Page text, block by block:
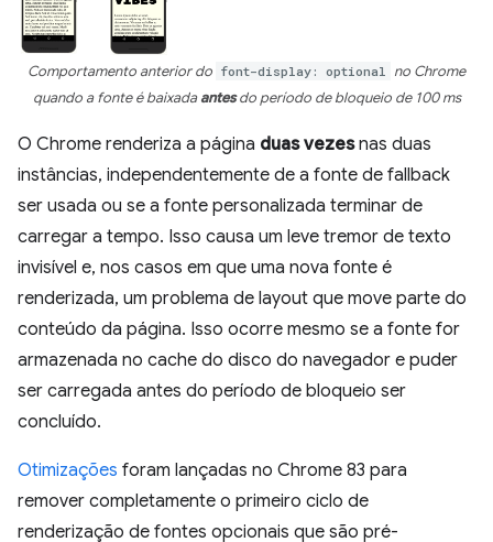
Comportamento anterior do font-display: optional
no Chrome
quando a fonte é baixadaantesdo período de bloqueio de 100 ms
O Chrome renderiza a página duas vezesnas duas
instâncias, independentemente de a fonte de fallback
ser usada ou se a fonte personalizada terminar de
carregar a tempo. Isso causa um leve tremor de texto
invisível e, nos casos em que uma nova fonte é
renderizada, um problema de layout que move parte do
conteúdo da página. Isso ocorre mesmo se a fonte for
armazenada no cache do disco do navegador e puder
ser carregada antes do período de bloqueio ser
concluído.
Otimizações foram lançadas no Chrome 83 para
remover completamente o primeiro ciclo de
renderização de fontes opcionais que são pré-